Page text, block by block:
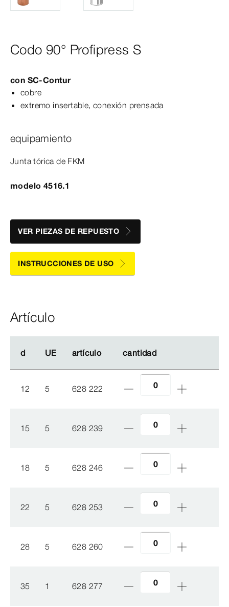
Codo 90° Profipress S
con SC‑Contur
cobre
extremo insertable, conexión prensada
equipamiento
Junta tórica de FKM
modelo 4516.1
VER PIEZAS DE REPUESTO
INSTRUCCIONES DE USO
Artículo
d UE artículo cantidad
d UE artículo cantidad
12 5 628 222
15 5 628 239
18 5 628 246
22 5 628 253
28 5 628 260
35 1 628 277